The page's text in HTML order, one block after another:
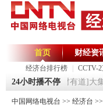
首页
经济台排行榜 CCTV-
财经资
24小时播不停[生财有道]大集
中国网络电视台 >> 经济台